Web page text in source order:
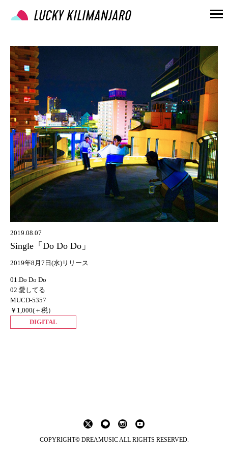
2019.08.07
Single「Do Do Do」
2019年8月7日(水)リリース
01.Do Do Do
02.愛してる
MUCD-5357
￥1,000(＋税）
DIGITAL
COPYRIGHT© DREAMUSIC ALL RIGHTS RESERVED.